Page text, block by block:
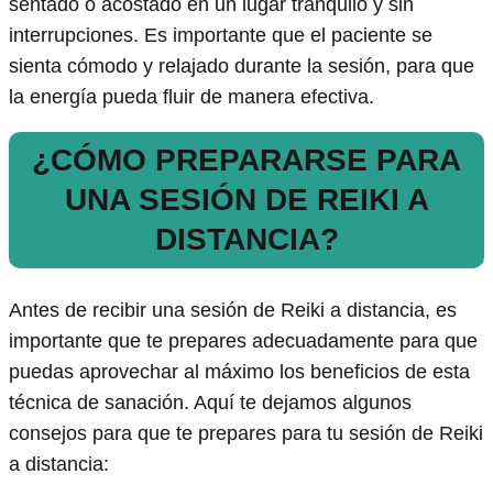
sentado o acostado en un lugar tranquilo y sin
interrupciones. Es importante que el paciente se
sienta cómodo y relajado durante la sesión, para que
la energía pueda fluir de manera efectiva.
¿CÓMO PREPARARSE PARA
UNA SESIÓN DE REIKI A
DISTANCIA?
Antes de recibir una sesión de Reiki a distancia, es
importante que te prepares adecuadamente para que
puedas aprovechar al máximo los beneficios de esta
técnica de sanación. Aquí te dejamos algunos
consejos para que te prepares para tu sesión de Reiki
a distancia: